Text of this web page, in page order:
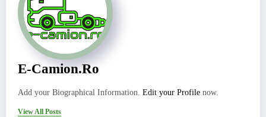
E-Camion.ro
Add your Biographical Information. Edit your Profile now.
View All Posts